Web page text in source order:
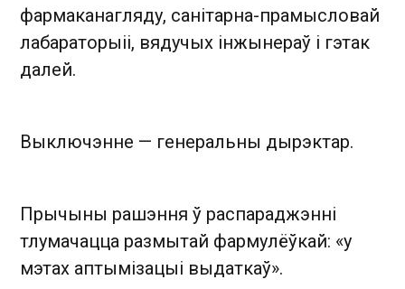
фармаканагляду, санітарна-прамысловай
лабараторыіі, вядучых інжынераў і гэтак
далей.
Выключэнне — генеральны дырэктар.
Прычыны рашэння ў распараджэнні
тлумачацца размытай фармулёўкай: «у
мэтах аптымізацыі выдаткаў».